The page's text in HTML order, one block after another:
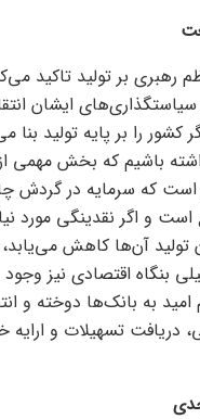
رهبری بر تولید تاکید
ایشان
را بر پایه تولید بنا
باشیم که بخش مهمی
که سرمایه در گردش
و اگر نقدینگی مورد
تولید آن‌ها کاهش
بنگاه اقتصادی نیز وجود
به بانک‌ها دوخته و
دریافت تسهیلات و